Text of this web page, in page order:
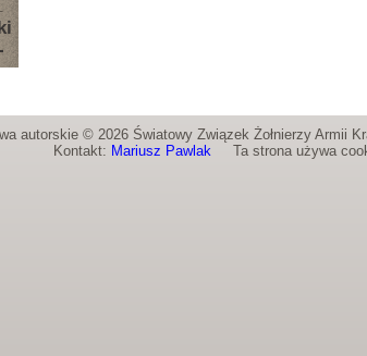
autorskie © 2026 Światowy Związek Żołnierzy Armii
Kontakt: Mariusz PawlakTa strona używa